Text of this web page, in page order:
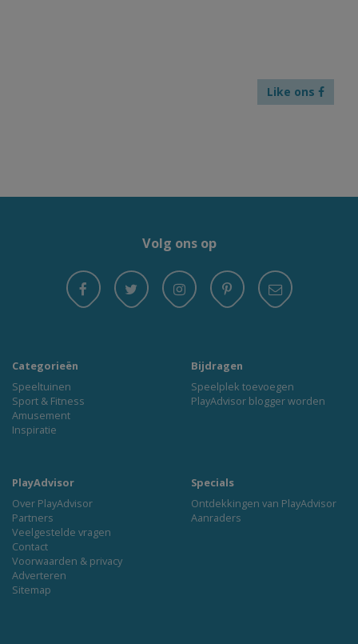
Like ons
Volg ons op
Categorieën
Speeltuinen
Sport & Fitness
Amusement
Inspiratie
Bijdragen
Speelplek toevoegen
PlayAdvisor blogger worden
PlayAdvisor
Over PlayAdvisor
Partners
Veelgestelde vragen
Contact
Voorwaarden & privacy
Adverteren
Sitemap
Specials
Ontdekkingen van PlayAdvisor
Aanraders